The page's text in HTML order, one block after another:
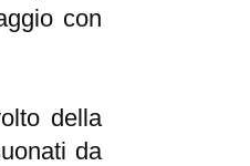
con
della
da